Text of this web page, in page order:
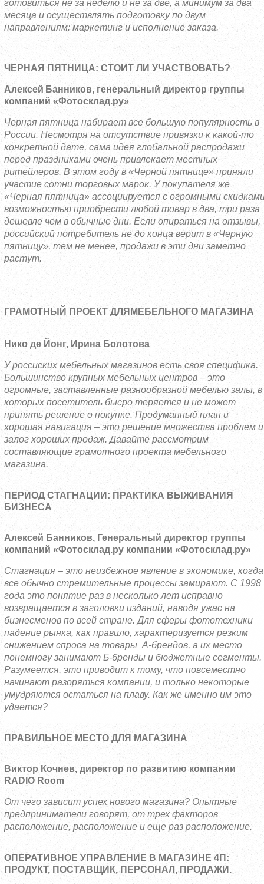
готовиться не за неделю и не за две, а минимум за два
месяца и осуществлять подготовку по двум
направлениям: маркетинг и исполнение заказа.
ЧЕРНАЯ ПЯТНИЦА: СТОИТ ЛИ УЧАСТВОВАТЬ?
Алексей Банников, генеральный директор группы
компаний «Фотосклад.ру»
Черная пятница набирает все большую популярность в
России. Несмотря на отсутствие привязки к какой-то
конкретной дате, сама идея глобальной распродажи
перед праздниками очень привлекает местных
ритейлеров. В этом году в «Черной пятнице» приняли
участие сотни торговых марок. У покупателя же
«Черная пятница» ассоциируется с огромными
возможностью приобрести любой товар в два, три раза
дешевле чем в обычные дни. Если опираться на отзывы,
российский потребитель не до конца верит в «Черную
пятницу», тем не менее, продажи в эти дни заметно
растут.
ГРАМОТНЫЙ ПРОЕКТ ДЛЯМЕБЕЛЬНОГО МАГАЗИНА
Нико де Йонг, Ирина Болотова
У россиских мебельных магазинов есть своя специфика.
Большинство крупных мебельных центров – это
огромные, заставленные разнообразной мебелью залы, в
которых посетитель бысро теряется и не может
принять решение о покупке. Продуманный план и
хорошая навигация – это решение множества проблем и
залог хороших продаж. Давайте рассмотрим
составляющие грамотного проекта мебельного
магазина.
ПЕРИОД СТАГНАЦИИ: ПРАКТИКА ВЫЖИВАНИЯ
БИЗНЕСА
Алексей Банников, Генеральный директор группы
компаний «Фотосклад.ру компании «Фотосклад.ру»
Стагнация – это неизбежное явление в экономике, когда
все обычно стремительные процессы замирают. С 1998
года это понятие раз в несколько лет исправно
возвращается в заголовки изданий, наводя ужас на
бизнесменов по всей стране. Для сферы фототехники
падение рынка, как правило, характеризуется резким
снижением спроса на товары А-брендов, а их место
понемногу занимают Б-бренды и бюджетные сегменты.
Разумеется, это приводит к тому, что повсеместно
начинают разоряться компании, и только некоторые
умудряются остаться на плаву. Как же именно им это
удается?
ПРАВИЛЬНОЕ МЕСТО ДЛЯ МАГАЗИНА
Виктор Кочнев, директор по развитию компании
RADIO Room
От чего зависит успех нового магазина? Опытные
предприниматели говорят, от трех факторов
расположение, расположение и еще раз расположение.
ОПЕРАТИВНОЕ УПРАВЛЕНИЕ В МАГАЗИНЕ 4П:
ПРОДУКТ, ПОСТАВЩИК, ПЕРСОНАЛ, ПРОДАЖИ.